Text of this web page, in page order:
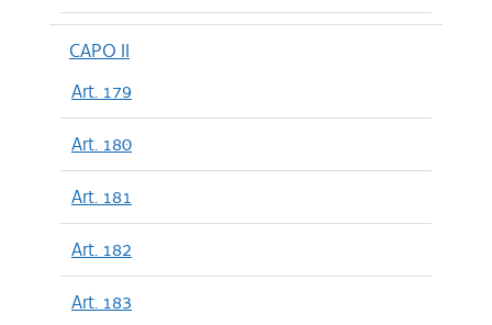
CAPO II
Art. 179
Art. 180
Art. 181
Art. 182
Art. 183